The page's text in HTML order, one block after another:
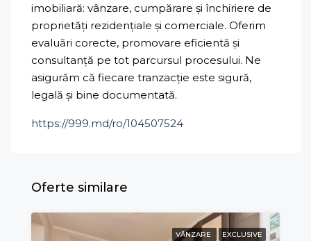
imobiliară: vânzare, cumpărare și închiriere de
proprietăți rezidențiale și comerciale. Oferim
evaluări corecte, promovare eficientă și
consultanță pe tot parcursul procesului. Ne
asigurăm că fiecare tranzacție este sigură,
legală și bine documentată.
https://999.md/ro/104507524
Oferte similare
VÂNZARE EXCLUSIVE